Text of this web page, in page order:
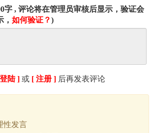
字 , 评论将在管理员审核后显示，验证会
， 如何验证？)
陆 ] 或 [ 注册 ] 后再发表评论
性发言